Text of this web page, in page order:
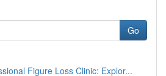
Go
Figure Loss Clinic: Explor...